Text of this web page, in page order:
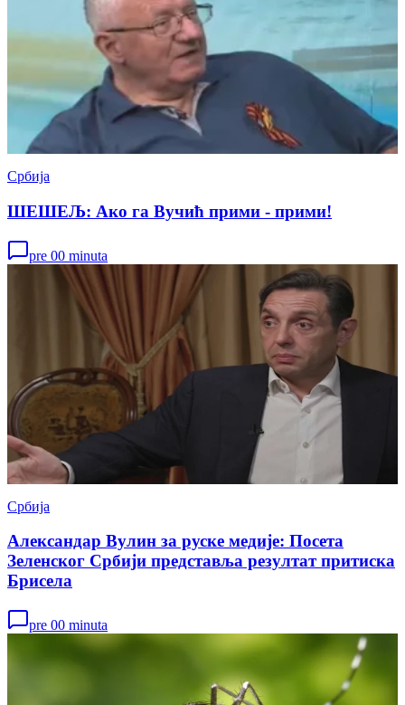
Србија
ШЕШЕЉ: Ако га Вучић прими - прими!
pre 00 minuta
Србија
Александар Вулин за руске медије: Посета
Зеленског Србији представља резултат притиска
Брисела
pre 00 minuta